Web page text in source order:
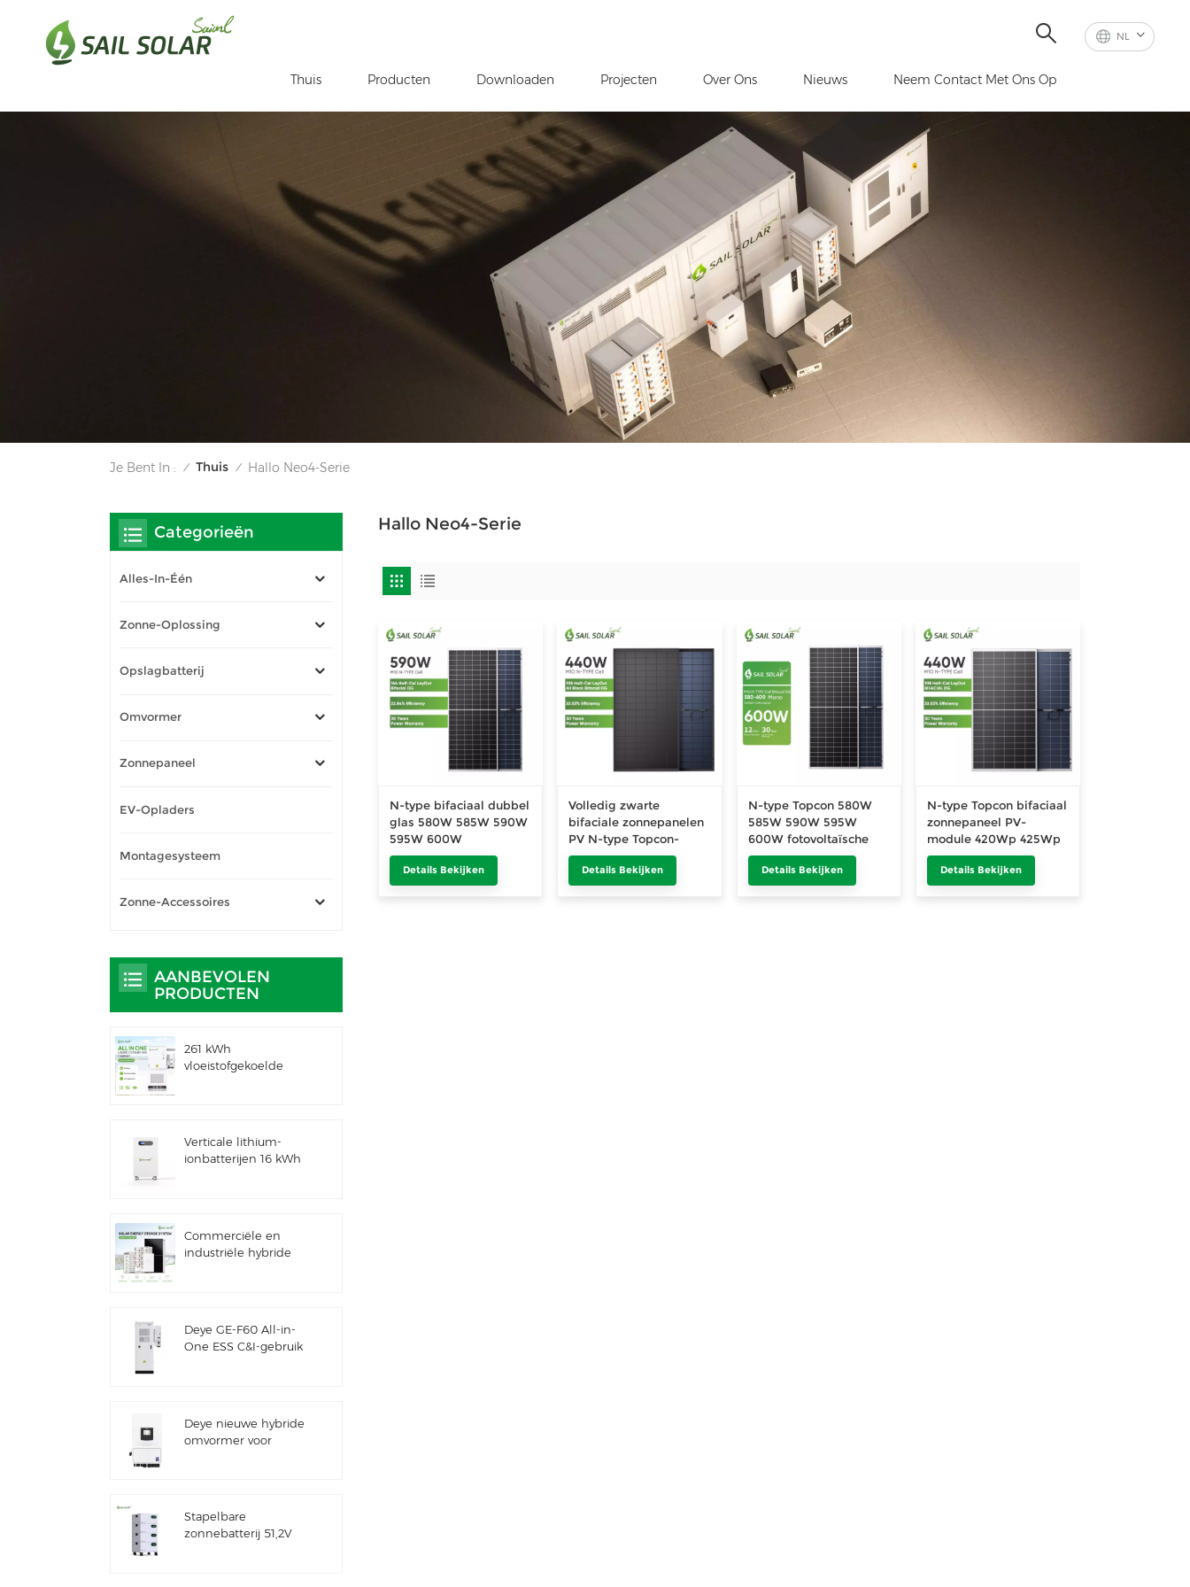
NL
Thuis Producten Downloaden Projecten Over Ons Nieuws Neem Contact Met Ons Op
Je Bent In : / Thuis / Hallo Neo4-Serie
Hallo Neo4-Serie
N-type bifaciaal dubbel
glas 580W 585W 590W
595W 600W
fotovoltaïsch
zonnepaneelmodule
Details Bekijken
Volledig zwarte
bifaciale zonnepanelen
PV N-type Topcon-
module 420Wp 425Wp
430Wp 435Wp 440Wp
Europese voorraad
Details Bekijken
N-type Topcon 580W
585W 590W 595W
600W fotovoltaïsche
zonnemodule
Details Bekijken
N-type Topcon bifaciaal
zonnepaneel PV-
module 420Wp 425Wp
430Wp 435Wp 440Wp
voor thuisgebruik
Details Bekijken
Categorieën
Alles-In-Één
Zonne-Oplossing
Opslagbatterij
Omvormer
Zonnepaneel
EV-Opladers
Montagesysteem
Zonne-Accessoires
AANBEVOLEN
PRODUCTEN
261 kWh
vloeistofgekoelde
IP66 ESS
Verticale lithium-
ionbatterijen 16 kWh
Commerciële en
industriële hybride
Deye GE-F60 All-in-
One ESS C&I-gebruik
voor buiten 51,2 V 100
Ah
Deye nieuwe hybride
omvormer voor
Stapelbare
zonnebatterij 51,2V